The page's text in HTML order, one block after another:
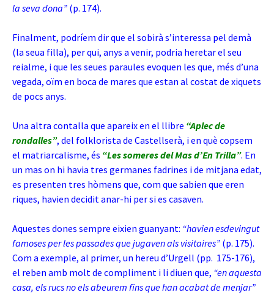
la seva dona” (p. 174).
Finalment, podríem dir que el sobirà s’interessa pel demà
(la seua filla), per qui, anys a venir, podria heretar el seu
reialme, i que les seues paraules evoquen les que, més d’una
vegada, oïm en boca de mares que estan al costat de xiquets
de pocs anys.
Una altra contalla que apareix en el llibre “Aplec de
rondalles”, del folklorista de Castellserà, i en què copsem
el matriarcalisme, és “Les someres del Mas d’En Trilla”. En
un mas on hi havia tres germanes fadrines i de mitjana edat,
es presenten tres hòmens que, com que sabien que eren
riques, havien decidit anar-hi per si es casaven.
Aquestes dones sempre eixien guanyant: “havien esdevingut
famoses per les passades que jugaven als visitaires” (p. 175).
Com a exemple, al primer, un hereu d’Urgell (pp. 175-176),
el reben amb molt de compliment i li diuen que, “en aquesta
casa, els rucs no els abeurem fins que han acabat de menjar”